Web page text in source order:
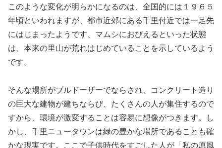
このような変化が明らかになるのは、全国的には１９６５
年頃といわれますが、都市近郊にある千里付近では一足先
にはじまったようです、マムシにおびえるといった状態
は、本来の里山が荒れはじめていることを示しているよう
です。
そんな場所がブルドーザーでならされ、コンクリート造り
の巨大な建物が建ちならび、たくさんの人が集住するので
すから、環境が激変することは容易に想像がつきます。し
かし、千里ニュータウンは緑の豊かな場所であることも確
かな現実です。ここで子供時代をすごした人が「私の原風